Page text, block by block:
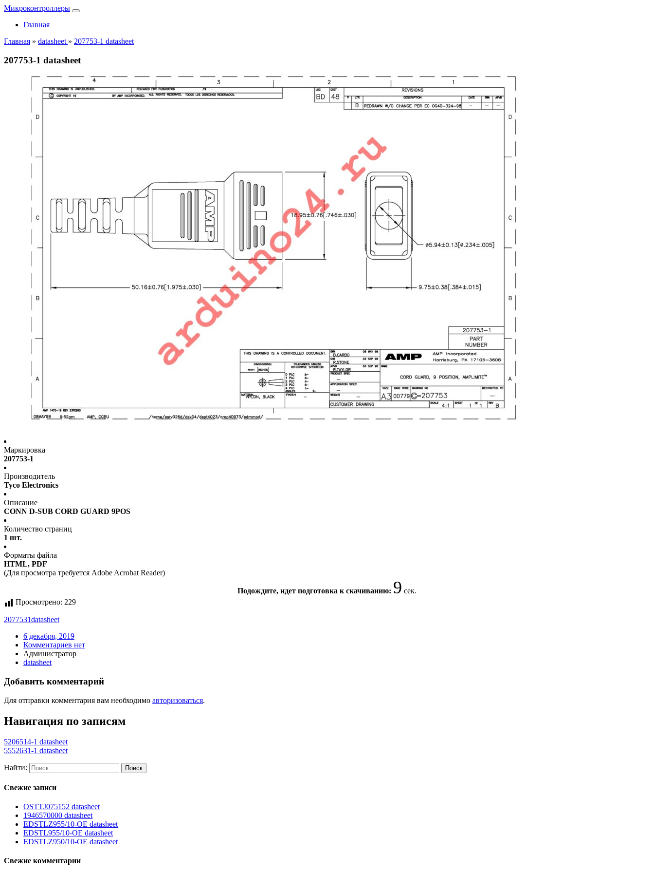
Микроконтроллеры
Главная
Главная » datasheet » 207753-1 datasheet
207753-1 datasheet
Маркировка
207753-1
Производитель
Tyco Electronics
Описание
CONN D-SUB CORD GUARD 9POS
Количество страниц
1 шт.
Форматы файла
HTML, PDF
(Для просмотра требуется Adobe Acrobat Reader)
Подождите, идет подготовка к скачиванию: 9 сек.
Просмотрено: 229
2077531datasheet
6 декабря, 2019
Комментариев нет
Администратор
datasheet
Добавить комментарий
Для отправки комментария вам необходимо авторизоваться.
Навигация по записям
5206514-1 datasheet
5552631-1 datasheet
Найти:
Свежие записи
OSTTJ075152 datasheet
1946570000 datasheet
EDSTLZ955/10-OE datasheet
EDSTL955/10-OE datasheet
EDSTLZ950/10-OE datasheet
Свежие комментарии